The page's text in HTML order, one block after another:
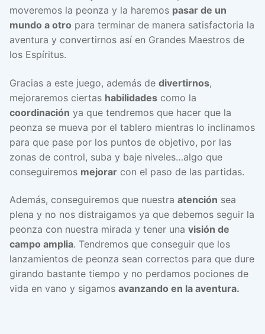
moveremos la peonza y la haremos pasar de un
mundo a otro para terminar de manera satisfactoria la
aventura y convertirnos así en Grandes Maestros de
los Espíritus.
Gracias a este juego, además de divertirnos,
mejoraremos ciertas habilidades como la
coordinación ya que tendremos que hacer que la
peonza se mueva por el tablero mientras lo inclinamos
para que pase por los puntos de objetivo, por las
zonas de control, suba y baje niveles…algo que
conseguiremos mejorar con el paso de las partidas.
Además, conseguiremos que nuestra atención sea
plena y no nos distraigamos ya que debemos seguir la
peonza con nuestra mirada y tener una visión de
campo amplia. Tendremos que conseguir que los
lanzamientos de peonza sean correctos para que dure
girando bastante tiempo y no perdamos pociones de
vida en vano y sigamos avanzando en la aventura.